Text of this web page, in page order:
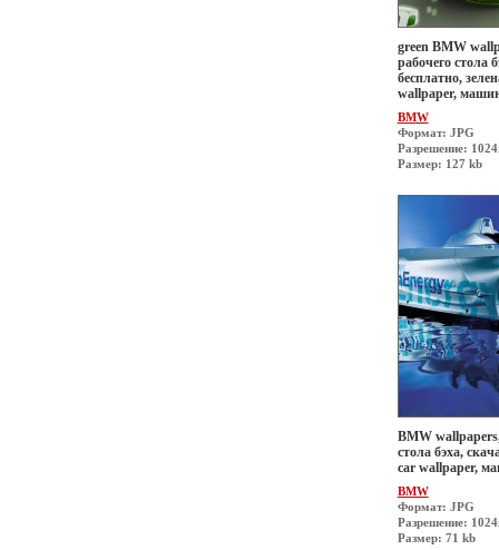
green BMW
рабочего стола
бесплатно,
wallpaper,
BMW
Формат: JPG
Разрешение:
Размер: 127 kb
BMW
стола бэха,
car wallpaper,
BMW
Формат: JPG
Разрешение:
Размер: 71 kb